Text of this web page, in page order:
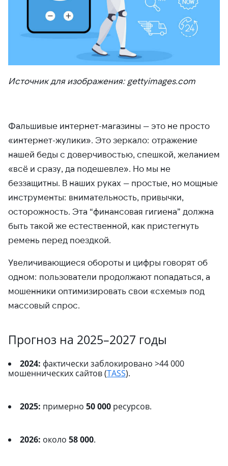
Источник для изображения: gettyimages.com
Фальшивые интернет-магазины — это не просто
«интернет-жулики». Это зеркало: отражение
нашей беды с доверчивостью, спешкой, желанием
«всё и сразу, да подешевле». Но мы не
беззащитны. В наших руках — простые, но мощные
инструменты: внимательность, привычки,
осторожность. Эта “финансовая гигиена” должна
быть такой же естественной, как пристегнуть
ремень перед поездкой.
Увеличивающиеся обороты и цифры говорят об
одном: пользователи продолжают попадаться, а
мошенники оптимизировать свои «схемы» под
массовый спрос.
Прогноз на 2025–2027 годы
2024: фактически заблокировано >44 000
мошеннических сайтов (TASS).
2025: примерно 50 000 ресурсов.
2026: около 58 000.